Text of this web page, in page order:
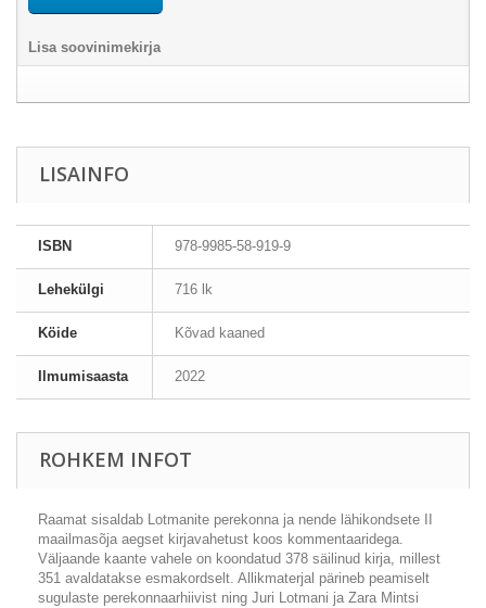
Lisa soovinimekirja
LISAINFO
ISBN 978-9985-58-919-9
Lehekülgi 716 lk
Köide Kõvad kaaned
Ilmumisaasta 2022
ROHKEM INFOT
Raamat sisaldab Lotmanite perekonna ja nende lähikondsete II
maailmasõja aegset kirjavahetust koos kommentaaridega.
Väljaande kaante vahele on koondatud 378 säilinud kirja, millest
351 avaldatakse esmakordselt. Allikmaterjal pärineb peamiselt
sugulaste perekonnaarhiivist ning Juri Lotmani ja Zara Mintsi